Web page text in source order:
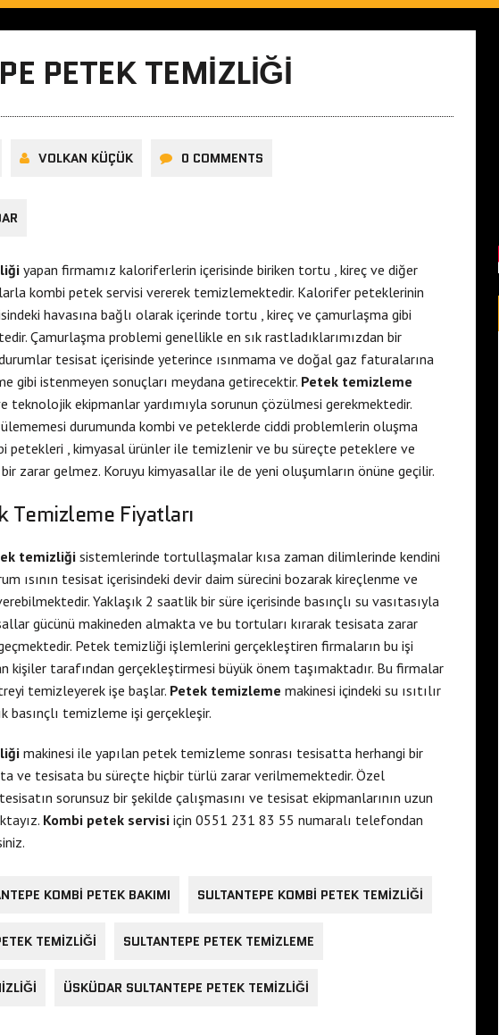
PETEK TEMIZLIĞI
VOLKAN KÜÇÜK 0 COMMENTS
yapan firmamız kaloriferlerin içerisinde biriken tortu , kireç ve diğer
kombi petek servisi vererek temizlemektedir. Kalorifer peteklerinin
havasına bağlı olarak içerinde tortu , kireç ve çamurlaşma gibi
Çamurlaşma problemi genellikle en sık rastladıklarımızdan bir
tesisat içerisinde yeterince ısınmama ve doğal gaz faturalarına
gibi istenmeyen sonuçları meydana getirecektir. Petek temizleme
teknolojik ekipmanlar yardımıyla sorunun çözülmesi gerekmektedir.
durumunda kombi ve peteklerde ciddi problemlerin oluşma
petekleri , kimyasal ürünler ile temizlenir ve bu süreçte peteklere ve
zarar gelmez. Koruyu kimyasallar ile de yeni oluşumların önüne geçilir.
Fiyatları
temizliğisistemlerinde tortullaşmalar kısa zaman dilimlerinde kendini
ısının tesisat içerisindeki devir daim sürecini bozarak kireçlenme ve
Yaklaşık 2 saatlik bir süre içerisinde basınçlı su vasıtasıyla
gücünü makineden almakta ve bu tortuları kırarak tesisata zarar
Petek temizliği işlemlerini gerçekleştiren firmaların bu işi
kişiler tarafından gerçekleştirmesi büyük önem taşımaktadır. Bu firmalar
temizleyerek işe başlar. Petek temizleme makinesi içindeki su ısıtılır
basınçlı temizleme işi gerçekleşir.
makinesi ile yapılan petek temizleme sonrası tesisatta herhangi bir
ve tesisata bu süreçte hiçbir türlü zarar verilmemektedir. Özel
sorunsuz bir şekilde çalışmasını ve tesisat ekipmanlarının uzun
Kombi petek servisi için 0551 231 83 55 numaralı telefondan
KOMBI PETEK BAKIMI SULTANTEPE KOMBI PETEK TEMIZLIĞI
TEMIZLIĞI SULTANTEPE PETEK TEMIZLEME
ÜSKÜDAR SULTANTEPE PETEK TEMIZLIĞI